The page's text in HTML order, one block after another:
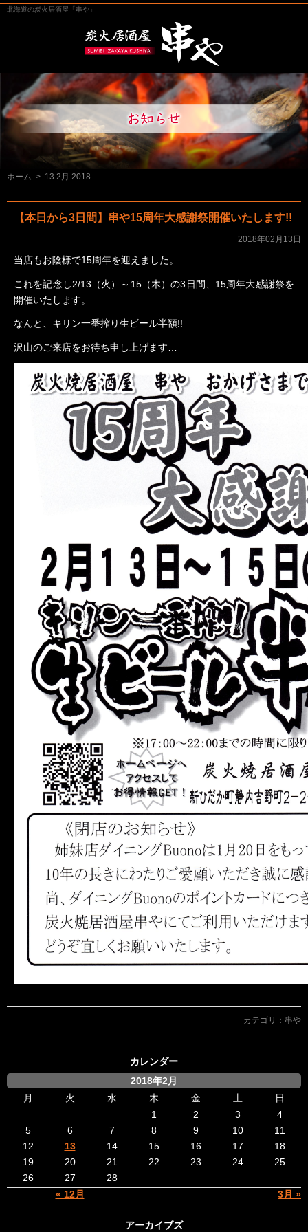
北海道の炭火居酒屋「串や」
ホーム > 13 2月 2018
【本日から3日間】串や15周年大感謝祭開催いたします!!
2018年02月13日
当店もお陰様で15周年を迎えました。
これを記念し2/13（火）～15（木）の3日間、15周年大感謝祭を
開催いたします。
なんと、キリン一番搾り生ビール半額!!
沢山のご来店をお待ち申し上げます…
カテゴリ： 串や
カレンダー
2018年2月
月
火 水 木 金 土 日
« 12月 3月 »
1 2 3
4
5
6 7 8 9 10
11
12
13 14 15 16 17
18
19
20 21 22 23 24
25
26
27 28
アーカイブズ